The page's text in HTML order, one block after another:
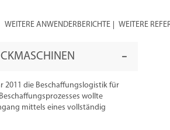
WEITERE ANWENDERBERICHTE WEITERE
2011 die Beschaffungslogistik für
wollte
mittels eines vollständig